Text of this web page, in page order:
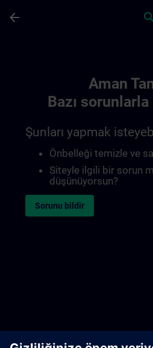
arrow_back
Aman
Bazı sorunlarla
Şunları yapmak
Önbelleği temizle ve
Siteyle ilgili bir sorun
düşünüyorsun?
Sorunu bildir